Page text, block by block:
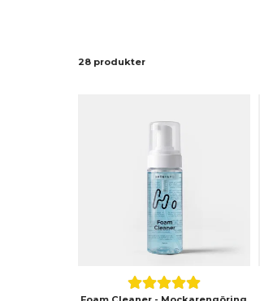
28 produkter